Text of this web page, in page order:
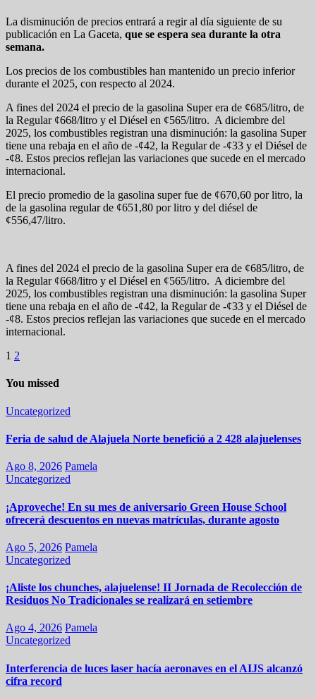
La disminución de precios entrará a regir al día siguiente de su
publicación en La Gaceta, que se espera sea durante la otra
semana.
Los precios de los combustibles han mantenido un precio inferior
durante el 2025, con respecto al 2024.
A fines del 2024 el precio de la gasolina Super era de ¢685/litro, de
la Regular ¢668/litro y el Diésel en ¢565/litro. A diciembre del
2025, los combustibles registran una disminución: la gasolina Super
tiene una rebaja en el año de -¢42, la Regular de -¢33 y el Diésel de
-¢8. Estos precios reflejan las variaciones que sucede en el mercado
internacional.
El precio promedio de la gasolina super fue de ¢670,60 por litro, la
de la gasolina regular de ¢651,80 por litro y del diésel de
¢556,47/litro.
A fines del 2024 el precio de la gasolina Super era de ¢685/litro, de
la Regular ¢668/litro y el Diésel en ¢565/litro. A diciembre del
2025, los combustibles registran una disminución: la gasolina Super
tiene una rebaja en el año de -¢42, la Regular de -¢33 y el Diésel de
-¢8. Estos precios reflejan las variaciones que sucede en el mercado
internacional.
Paginación
de
1 2
You missed
Uncategorized
Feria de salud de Alajuela Norte benefició a 2 428 alajuelenses
Ago 8, 2026 Pamela
Uncategorized
¡Aproveche! En su mes de aniversario Green House School
ofrecerá descuentos en nuevas matrículas, durante agosto
Ago 5, 2026 Pamela
Uncategorized
¡Aliste los chunches, alajuelense! II Jornada de Recolección de
Residuos No Tradicionales se realizará en setiembre
Ago 4, 2026 Pamela
Uncategorized
Interferencia de luces laser hacía aeronaves en el AIJS alcanzó
cifra record